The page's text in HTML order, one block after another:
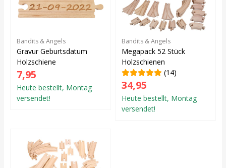
Bandits & Angels
Gravur Geburtsdatum
Holzschiene
7,95
Heute bestellt, Montag
versendet!
Bandits & Angels
Megapack 52 Stück
Holzschienen
(14)
34,95
Heute bestellt, Montag
versendet!